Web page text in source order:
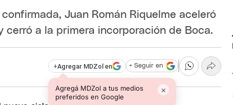
Juan Román Riquelme aceleró
a la primera incorporación de Boca.
+Agregar MDZol en
Agregá MDZol a tus medios
preferidos en Google
×
+ Seguir en